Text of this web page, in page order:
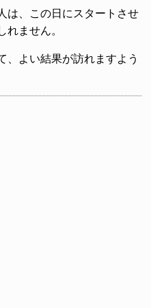
は、この日にスタートさせ
れません。
、よい結果が訪れますよう